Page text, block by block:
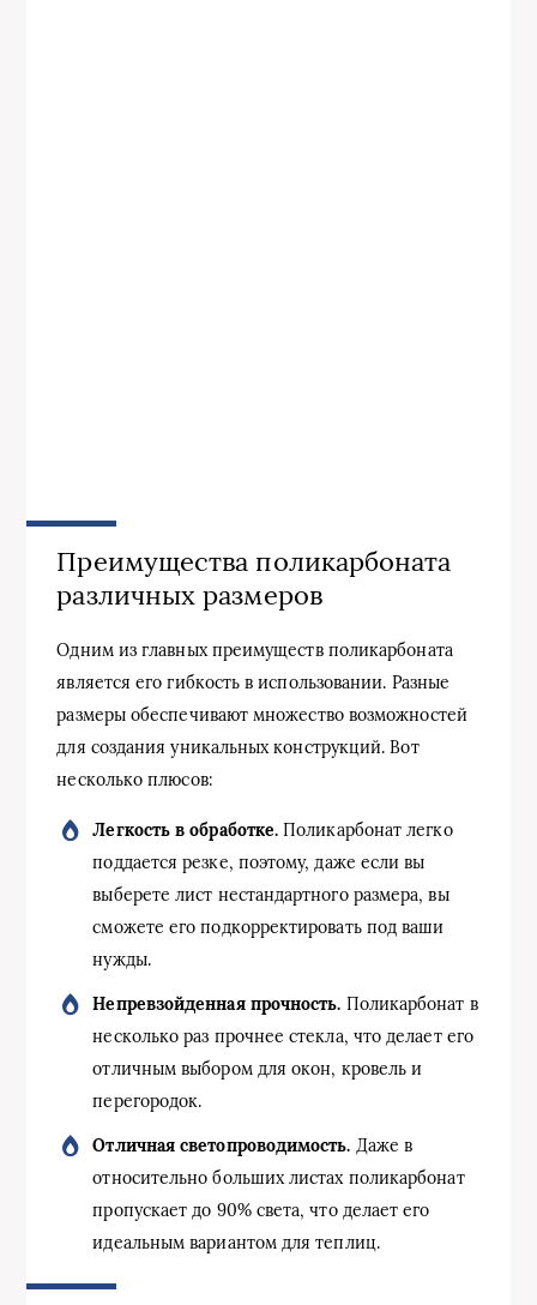
Преимущества поликарбоната
различных размеров
Одним из главных преимуществ поликарбоната
является его гибкость в использовании. Разные
размеры обеспечивают множество возможностей
для создания уникальных конструкций. Вот
несколько плюсов:
Легкость в обработке. Поликарбонат легко
поддается резке, поэтому, даже если вы
выберете лист нестандартного размера, вы
сможете его подкорректировать под ваши
нужды.
Непревзойденная прочность. Поликарбонат в
несколько раз прочнее стекла, что делает его
отличным выбором для окон, кровель и
перегородок.
Отличная светопроводимость. Даже в
относительно больших листах поликарбонат
пропускает до 90% света, что делает его
идеальным вариантом для теплиц.